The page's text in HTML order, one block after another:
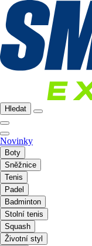
Hledat
Novinky
Boty
Sněžnice
Tenis
Padel
Badminton
Stolní tenis
Squash
Životní styl